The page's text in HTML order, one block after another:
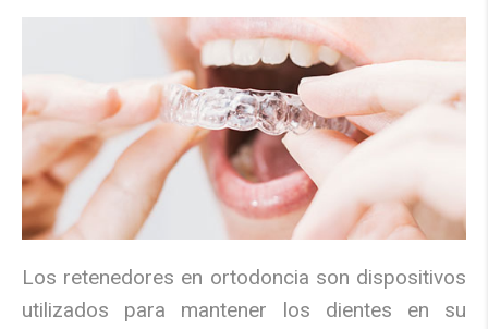
Los retenedores en ortodoncia son dispositivos
utilizados para mantener los dientes en su